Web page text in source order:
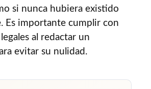
si nunca hubiera existido
Es importante cumplir con
al redactar un
evitar su nulidad.